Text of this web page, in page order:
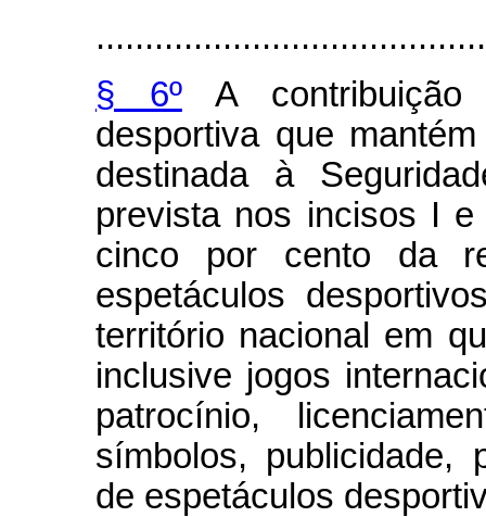
§ 6ºA contribuição
desportiva que
destinada à
prevista nos incisos I
cinco por cento da
espetáculos
território nacional em
inclusive jogos
patrocínio,
símbolos, publicidade,
de espetáculos